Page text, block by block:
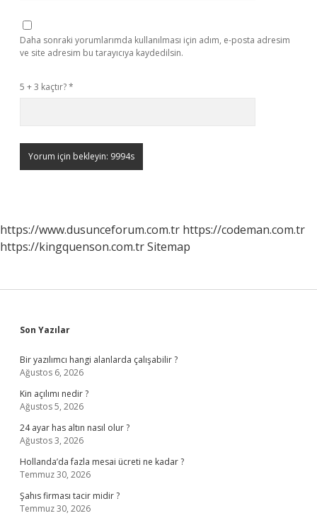
Daha sonraki yorumlarımda kullanılması için adım, e-posta adresim
ve site adresim bu tarayıcıya kaydedilsin.
5 + 3 kaçtır?*
https://www.dusunceforum.com.tr https://codeman.com.tr
https://kingquenson.com.trSitemap
Sidebar
Son Yazılar
Bir yazılımcı hangi alanlarda çalışabilir ?
Ağustos 6, 2026
Kin açılımı nedir ?
Ağustos 5, 2026
24 ayar has altın nasıl olur ?
Ağustos 3, 2026
Hollanda’da fazla mesai ücreti ne kadar ?
Temmuz 30, 2026
Şahıs firması tacir midir ?
Temmuz 30, 2026